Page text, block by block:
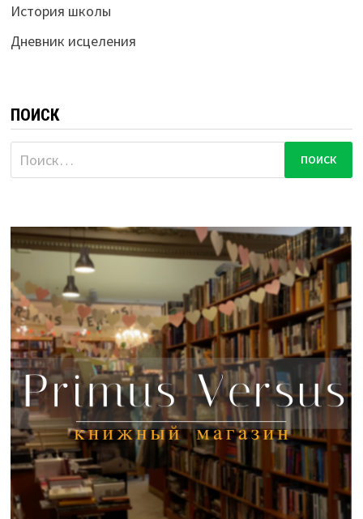
История школы
Дневник исцеления
ПОИСК
Найти: